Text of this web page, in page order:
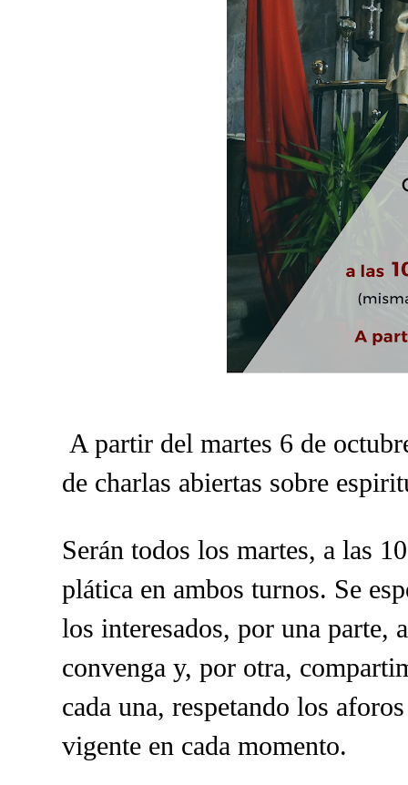
A partir del martes 6 de
de charlas abiertas sobre
Serán todos los martes, a las
plática en ambos turnos. Se
los interesados, por una parte,
convenga y, por otra,
cada una, respetando los
vigente en cada momento.